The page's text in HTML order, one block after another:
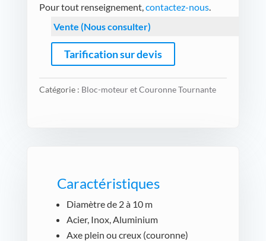
Pour tout renseignement, contactez-nous.
Vente (Nous consulter)
Tarification sur devis
Catégorie : Bloc-moteur et Couronne Tournante
Caractéristiques
Diamètre de 2 à 10 m
Acier, Inox, Aluminium
Axe plein ou creux (couronne)